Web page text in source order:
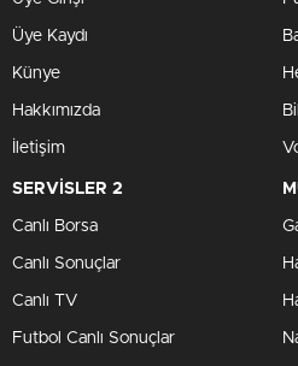
Üye Kaydı
Künye
Hakkımızda
İletişim
SERVİSLER 2
Canlı Borsa
Canlı Sonuçlar
Canlı TV
Futbol Canlı Sonuçlar